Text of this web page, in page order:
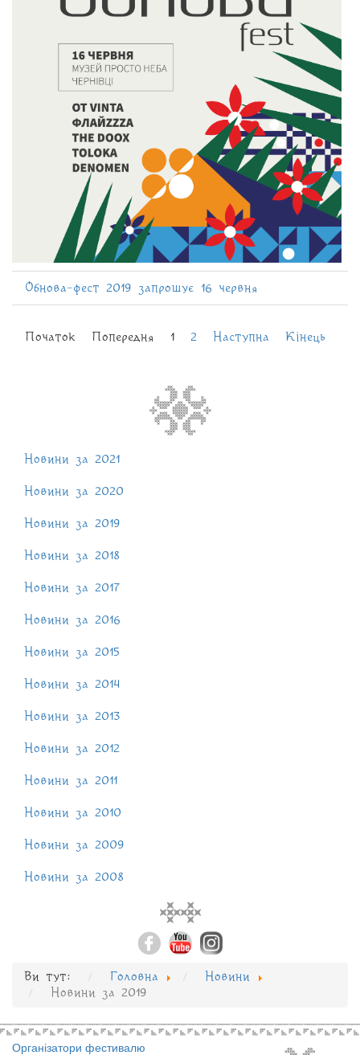
Обнова-фест 2019 запрошує 16 червня
Початок Попередня 1 2 Наступна Кінець
Новини за 2021
Новини за 2020
Новини за 2019
Новини за 2018
Новини за 2017
Новини за 2016
Новини за 2015
Новини за 2014
Новини за 2013
Новини за 2012
Новини за 2011
Новини за 2010
Новини за 2009
Новини за 2008
Ви тут: Головна
Новини
Новини за 2019
Організатори фестивалю